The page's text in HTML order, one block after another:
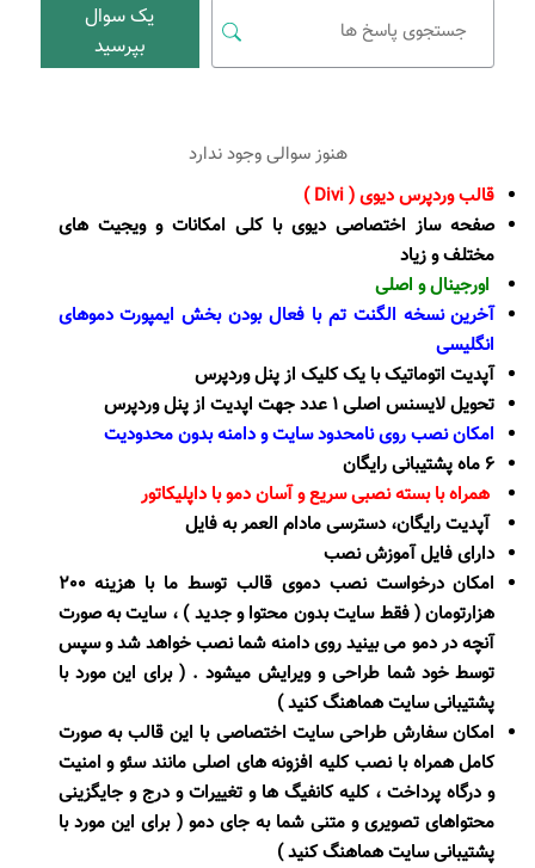
یک سوال
بپرسید
هنوز سوالی وجود ندارد
قالب وردپرس دیوی ( Divi )
صفحه ساز اختصاصی دیوی با کلی امکانات و ویجیت های
مختلف و زیاد
اورجینال و اصلی
آخرین نسخه الگنت تم با فعال بودن بخش ایمپورت دموهای
انگلیسی
آپدیت اتوماتیک با یک کلیک از پنل وردپرس
تحویل لایسنس اصلی 1 عدد جهت اپدیت از پنل وردپرس
امکان نصب روی نامحدود سایت و دامنه بدون محدودیت
6 ماه پشتیبانی رایگان
همراه با بسته نصبی سریع و آسان دمو با داپلیکاتور
آپدیت رایگان، دسترسی مادام العمر به فایل
دارای فایل آموزش نصب
امکان درخواست نصب دموی قالب توسط ما با هزینه 200
هزارتومان ( فقط سایت بدون محتوا و جدید ) ، سایت به صورت
آنچه در دمو می بینید روی دامنه شما نصب خواهد شد و سپس
توسط خود شما طراحی و ویرایش میشود . ( برای این مورد با
پشتیبانی سایت هماهنگ کنید )
امکان سفارش طراحی سایت اختصاصی با این قالب به صورت
کامل همراه با نصب کلیه افزونه های اصلی مانند سئو و امنیت
و درگاه پرداخت ، کلیه کانفیگ ها و تغییرات و درج و جایگزینی
محتواهای تصویری و متنی شما به جای دمو ( برای این مورد با
پشتیبانی سایت هماهنگ کنید )